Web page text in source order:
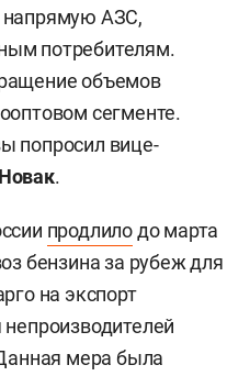
напрямую АЗС,
потребителям.
объемов
сегменте.
попросил вице-
.
продлилодо марта
бензина за рубеж для
на экспорт
мера была